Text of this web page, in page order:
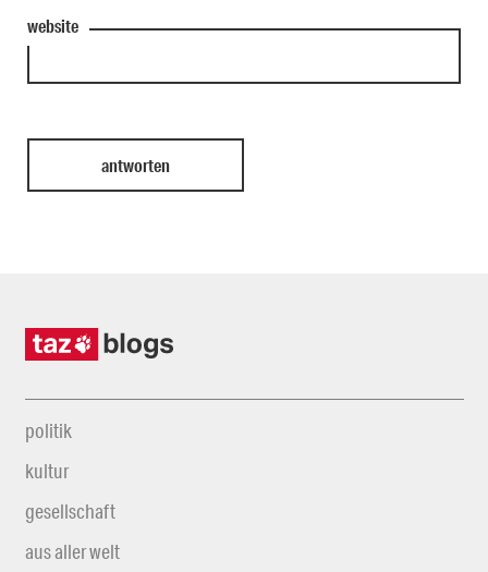
website
politik
kultur
gesellschaft
aus aller welt